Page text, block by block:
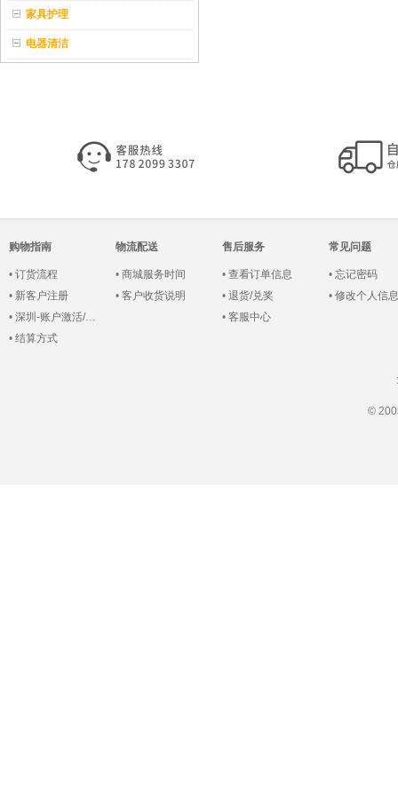
家具护理
电器清洁
购物指南
• 订货流程
• 新客户注册
• 深圳-账户激活/登录
• 结算方式
物流配送
• 商城服务时间
• 客户收货说明
售后服务
• 查看订单信息
• 退货/兑奖
• 客服中心
常见问题
• 忘记密码
• 修改个人信息
©